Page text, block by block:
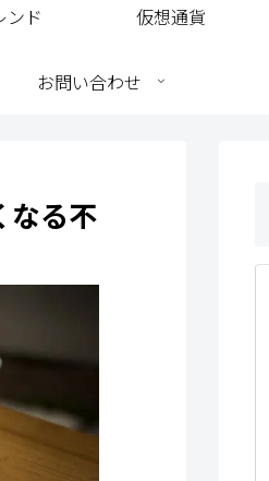
ンド 仮想通貨
お問い合わせ
なる不